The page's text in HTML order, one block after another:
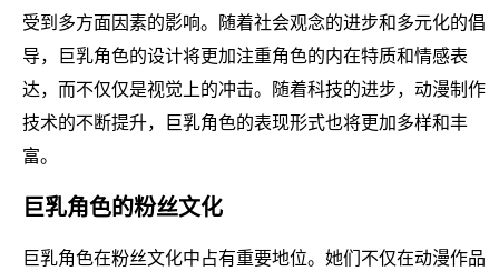
受到多方面因素的影响。随着社会观念的进步和多元化的倡
导，巨乳角色的设计将更加注重角色的内在特质和情感表
达，而不仅仅是视觉上的冲击。随着科技的进步，动漫制作
技术的不断提升，巨乳角色的表现形式也将更加多样和丰
富。
巨乳角色的粉丝文化
巨乳角色在粉丝文化中占有重要地位。她们不仅在动漫作品